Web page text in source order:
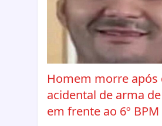
Homem morre após
acidental de arma
em frente ao 6º BPM